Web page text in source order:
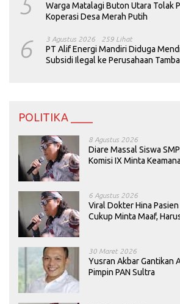
Warga Matalagi Buton Utara Tolak
Koperasi Desa Merah Putih
6 3 Agustus 2026 259 Lihat
PT Alif Energi Mandiri Diduga
Subsidi Ilegal ke Perusahaan
POLITIKA ____
8 Agustus 2026
Diare Massal Siswa
Komisi IX Minta
6 Agustus 2026
Viral Dokter Hina Pasien
Cukup Minta Maaf,
30 Maret 2026
Yusran Akbar Gantikan
Pimpin PAN Sultra